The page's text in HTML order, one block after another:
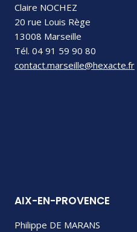
Claire NOCHEZ
20 rue Louis Rège
13008 Marseille
Tél. 04 91 59 90 80
contact.marseille@hexacte.fr
AIX-EN-PROVENCE
Philippe DE MARANS